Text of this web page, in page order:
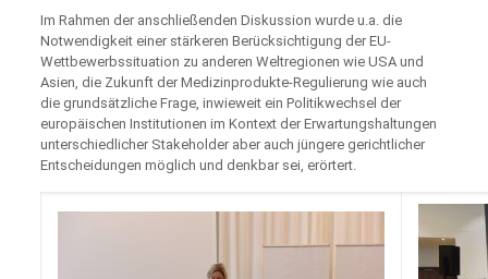
Im Rahmen der anschließenden Diskussion wurde u.a. die
Notwendigkeit einer stärkeren Berücksichtigung der EU-
Wettbewerbssituation zu anderen Weltregionen wie USA und
Asien, die Zukunft der Medizinprodukte-Regulierung wie auch
die grundsätzliche Frage, inwieweit ein Politikwechsel der
europäischen Institutionen im Kontext der Erwartungshaltungen
unterschiedlicher Stakeholder aber auch jüngere gerichtlicher
Entscheidungen möglich und denkbar sei, erörtert.